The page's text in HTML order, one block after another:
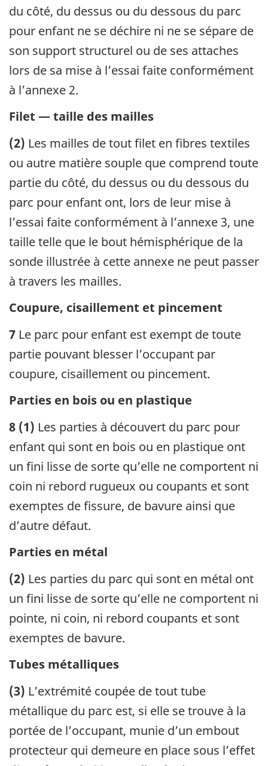
du côté, du dessus ou du dessous du parc
pour enfant ne se déchire ni ne se sépare de
son support structurel ou de ses attaches
lors de sa mise à l’essai faite conformément
à l’annexe 2.
Filet — taille des mailles
(2) Les mailles de tout filet en fibres textiles
ou autre matière souple que comprend toute
partie du côté, du dessus ou du dessous du
parc pour enfant ont, lors de leur mise à
l’essai faite conformément à l’annexe 3, une
taille telle que le bout hémisphérique de la
sonde illustrée à cette annexe ne peut passer
à travers les mailles.
Coupure, cisaillement et pincement
7 Le parc pour enfant est exempt de toute
partie pouvant blesser l’occupant par
coupure, cisaillement ou pincement.
Parties en bois ou en plastique
8 (1) Les parties à découvert du parc pour
enfant qui sont en bois ou en plastique ont
un fini lisse de sorte qu’elle ne comportent ni
coin ni rebord rugueux ou coupants et sont
exemptes de fissure, de bavure ainsi que
d’autre défaut.
Parties en métal
(2) Les parties du parc qui sont en métal ont
un fini lisse de sorte qu’elle ne comportent ni
pointe, ni coin, ni rebord coupants et sont
exemptes de bavure.
Tubes métalliques
(3) L’extrémité coupée de tout tube
métallique du parc est, si elle se trouve à la
portée de l’occupant, munie d’un embout
protecteur qui demeure en place sous l’effet